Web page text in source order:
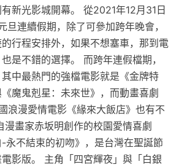
新光影城開幕。 從2021年12月31日
連續假期，除了可參加跨年晚會，
行程安排外，如果不想塞車，那到電
是不錯的選擇。 而跨年連假檔期，
中最熱門的強檔電影就是《金牌特
魔鬼剋星：未來世》，而動畫喜劇
浪漫愛情電影《緣來大飯店》也有不
漫畫家赤坂明創作的校園愛情喜劇
-永不結束的初吻》，是台灣在聖誕節
影版。 主角「四宮輝夜」與「白銀